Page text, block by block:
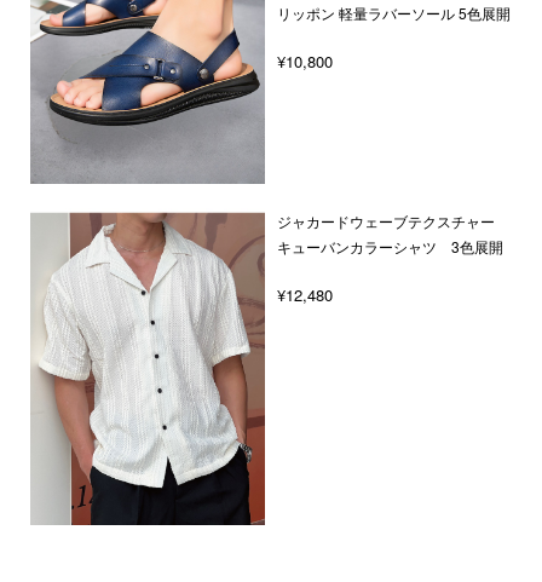
リッポン 軽量ラバーソール 5色展開
¥10,800
ジャカードウェーブテクスチャー
キューバンカラーシャツ 3色展開
¥12,480